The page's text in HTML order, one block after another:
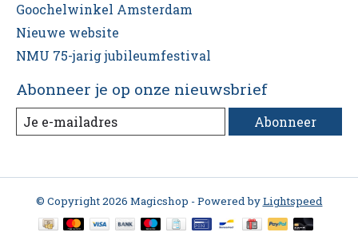
Goochelwinkel Amsterdam
Nieuwe website
NMU 75-jarig jubileumfestival
Abonneer je op onze nieuwsbrief
Abonneer
© Copyright 2026 Magicshop - Powered byLightspeed